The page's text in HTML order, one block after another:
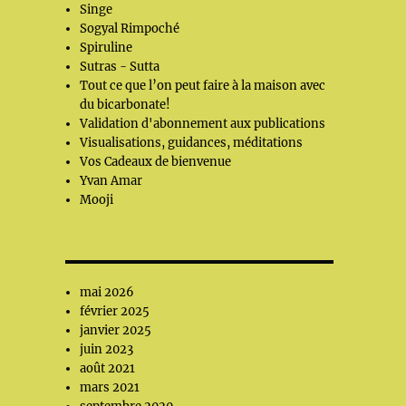
Singe
Sogyal Rimpoché
Spiruline
Sutras - Sutta
Tout ce que l’on peut faire à la maison avec
du bicarbonate!
Validation d'abonnement aux publications
Visualisations, guidances, méditations
Vos Cadeaux de bienvenue
Yvan Amar
Mooji
mai 2026
février 2025
janvier 2025
juin 2023
août 2021
mars 2021